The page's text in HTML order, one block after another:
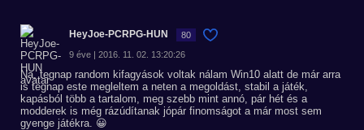
HeyJoe-PCRPG-HUN 80
9 éve | 2016. 11. 02. 13:20:26
Na, tegnap random kifagyások voltak nálam Win10 alatt de már arra
is tegnap este megleltem a neten a megoldást, stabil a játék,
kapásból több a tartalom, meg szebb mint annó, pár hét és a
modderek is még rázúdítanak jópár finomságot a már most sem
gyenge játékra. 😀